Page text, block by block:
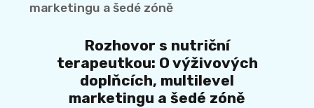
marketingu a šedé zóně
Rozhovor s nutriční
terapeutkou: O výživových
doplňcích, multilevel
marketingu a šedé zóně